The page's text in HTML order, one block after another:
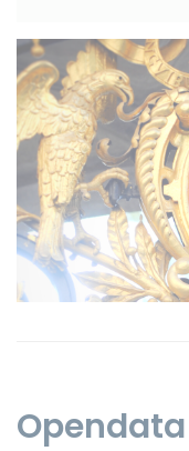
Opendata